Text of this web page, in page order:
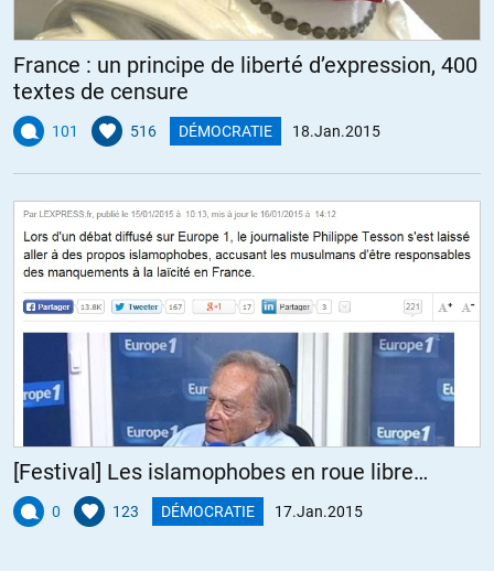
dan //19.01.2015 à 07h02
Evidemment ces très à gauche, pourtant j’y suis moi aussi, sont
révoltés par les morts ici mais se foutent complètement de ceux,
beaucoup plus nombreux qui ont lieux en Afrique et ailleurs. A
« valeurs » de gauche.
+20
aaaa//19.01.2015 à 10h33
Manquerait plus qu’on leur assigne ces morts sur leurs
consciences 😉
Chris //19.01.2015 à 18h24
France : un principe de liberté d’expression, 400
textes de censure
101 516 DÉMOCRATIE 18.Jan.2015
[Festival] Les islamophobes en roue libre…
0 123 DÉMOCRATIE 17.Jan.2015